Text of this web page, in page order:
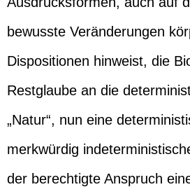
bewusste Veränderungen
Dispositionen hinweist, die
Restglaube an die
„Natur“, nun eine
merkwürdig
der berechtigte Anspruch